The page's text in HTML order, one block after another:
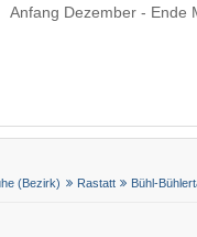
Anfang Dezember - Ende
(Bezirk) Rastatt Bühl-